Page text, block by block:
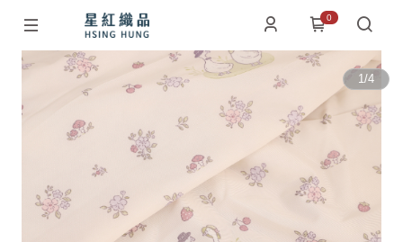
0
1/4